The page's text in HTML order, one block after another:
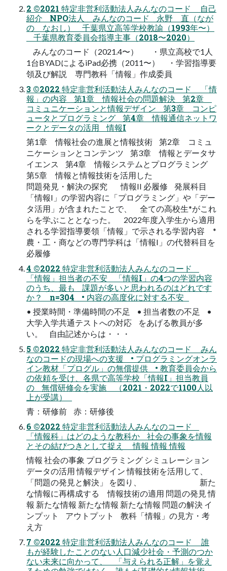
2 ©2021 特定非営利活動法人みんなのコード 自己
紹介 NPO法人 みんなのコード 永野 直（なが
の なおし） 千葉県立高等学校教諭（1993年〜）
千葉県教育委員会指導主事（2018〜2020）
みんなのコード（2021.4〜） ・県立高校で1人
1台BYADによるiPad必携（2011〜） ・学習指導要
領及び解説 専門教科「情報」作成委員
3 ©2022 特定非営利活動法人みんなのコード 「情
報」の内容 第1章 情報社会の問題解決 第2章
コミュニケーションと情報デザイン 第3章 コンピ
ュータとプログラミング 第4章 情報通信ネットワ
ークとデータの活用 情報I
第1章 情報社会の進展と情報技術 第2章 コミュ
ニケーションとコンテンツ 第3章 情報とデータサ
イエンス 第4章 情報システムとプログラミング
第5章 情報と情報技術を活用した
問題発見・解決の探究 情報II 必履修 発展科目
「情報I」の学習内容に「プログラミング」や「デー
タ活用」が含まれたことで、 全ての高校生*がこれ
らを学ぶこととなった。 2022年度入学生から適用
される学習指導要領「情報」で示される学習内容 *
農・工・商などの専門学科は「情報I」の代替科目を
必履修
4 ©2022 特定非営利活動法人みんなのコード
「情報」担当者の不安 「情報I」の4つの学習内容
のうち、最も 課題が多いと思われるのはどれです
か？ n=304 • 内容の高度化に対する不安
• 授業時間・準備時間の不足 • 担当者数の不足 •
大学入学共通テストへの対応 をあげる教員が多
い。 自由記述からは・・・
5 ©2022 特定非営利活動法人みんなのコード みん
なのコードの現場への支援 • プログラミングオンラ
イン教材「プログル」の無償提供 • 教育委員会から
の依頼を受け、各県で高等学校「情報I」担当教員
の 無償研修会を実施 （2021・2022で1100人以
上が受講）
青：研修前 赤：研修後
6 ©2022 特定非営利活動法人みんなのコード
「情報科」はどのような教科か 社会の事象を情報
とその結びつきとして捉え 情報 情報 情報
情報 社会の事象 プログラミング シミュレーション
データの活用 情報デザイン 情報技術を活用して、
「問題の発見と解決」 を図り、 新た
な情報に再構成する 情報技術の適用 問題の発見 情
報 新たな情報 新たな情報 新たな情報 問題の解決 イ
ンプット アウトプット 教科「情報」の見方・考
え方
7 ©2022 特定非営利活動法人みんなのコード 誰
もが経験したことのない人口減少社会・予測のつか
ない未来に向かって、 「与えられる正解」を覚え